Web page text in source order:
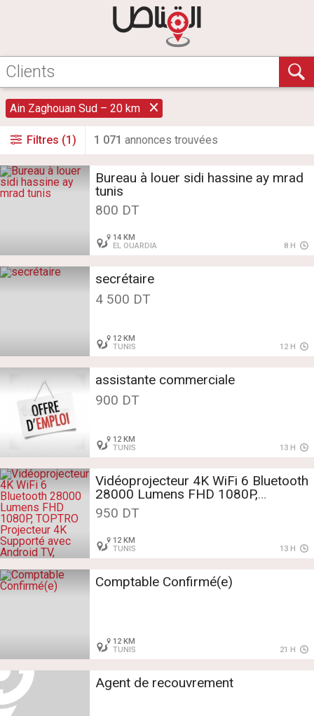
Ain Zaghouan Sud – 20 km
Filtres (1) 1 071 annonces trouvées
Bureau à louer sidi hassine ay mrad
tunis
800 DT
14 KM
EL OUARDIA
8 H
secrétaire
4 500 DT
12 KM
TUNIS
12 H
assistante commerciale
900 DT
12 KM
TUNIS
13 H
Vidéoprojecteur 4K WiFi 6 Bluetooth
28000 Lumens FHD 1080P,
TOPTRO Projecteur 4K Supporté
avec Android TV, RétroProjecteur
Sellé, Keys: video projecteur ,
projecteur , retroprojecteur , retro ,
vidéoprojecteur , vidéo projecteur ,
videoprojecteur
950 DT
12 KM
TUNIS
13 H
Comptable Confirmé(e)
12 KM
TUNIS
21 H
Agent de recouvrement